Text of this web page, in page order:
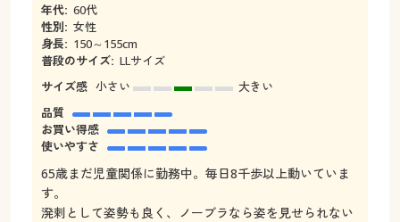
年代: 60代
性別: 女性
身長: 150～155cm
普段のサイズ: LLサイズ
サイズ感 小さい
大きい
品質
お買い得感
使いやすさ
65歳まだ児童関係に勤務中。毎日8千歩以上動いていま
す。
溌剌として姿勢も良く、ノーブラなら姿を見せられない